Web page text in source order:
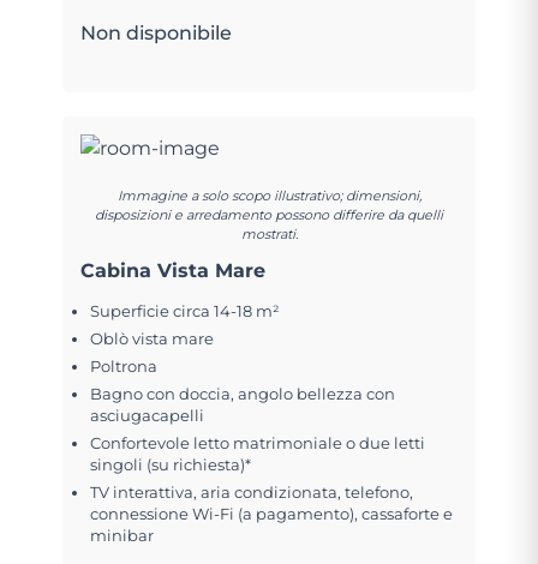
Non disponibile
Immagine a solo scopo illustrativo; dimensioni,
disposizioni e arredamento possono differire da quelli
mostrati.
Cabina Vista Mare
Superficie circa 14-18 m²
Oblò vista mare
Poltrona
Bagno con doccia, angolo bellezza con
asciugacapelli
Confortevole letto matrimoniale o due letti
singoli (su richiesta)*
TV interattiva, aria condizionata, telefono,
connessione Wi-Fi (a pagamento), cassaforte e
minibar